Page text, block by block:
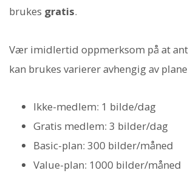
brukes gratis.
Vær imidlertid oppmerksom på at
kan brukes varierer avhengig av
Ikke-medlem: 1 bilde/dag
Gratis medlem: 3 bilder/dag
Basic-plan: 300 bilder/måned
Value-plan: 1000 bilder/måned